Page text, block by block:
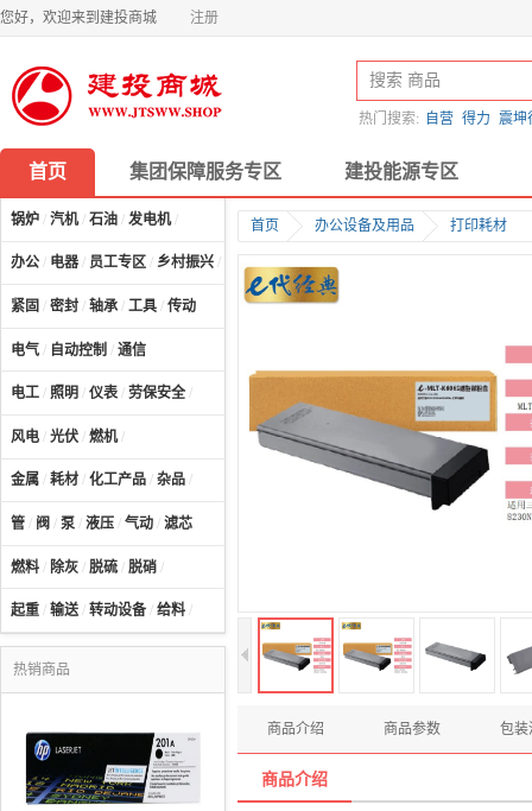
您好，欢迎来到建投商城 注册
热门搜索: 自营 得力 震坤
首页 集团保障服务专区 建投能源专区
锅炉 / 汽机/ 石油 / 发电机/
办公 / 电器 / 员工专区 / 乡村振兴 / 计算机及配件/
紧固 / 密封 / 轴承 / 工具 / 传动
电气 / 自动控制 / 通信
电工 / 照明 / 仪表 / 劳保安全 /
风电 / 光伏 / 燃机/
金属 / 耗材 / 化工产品 / 杂品 /
管 / 阀 / 泵 / 液压 / 气动 / 滤芯
燃料 / 除灰 / 脱硫 / 脱硝 /
起重 / 输送/ 转动设备 / 给料 /
热销商品
首页 办公设备及用品 打印耗材
商品介绍 商品参数 包装
商品介绍